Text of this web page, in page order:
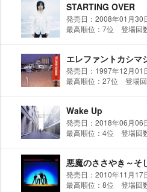
STARTING OVER
発売日：2008年01月30
最高順位：7位 登場回
エレファントカシマ
発売日：1997年12月01
最高順位：27位 登場
Wake Up
発売日：2018年06月06
最高順位：4位 登場回
悪魔のささやき～そ
発売日：2010年11月17
最高順位：8位 登場回